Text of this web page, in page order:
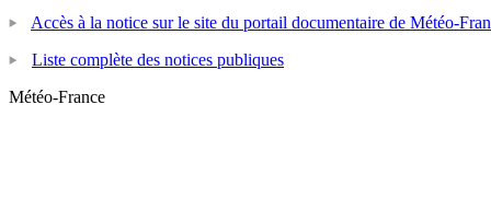
Accès à la notice sur le site du portail documentaire de Météo-
Liste complète des notices publiques
Météo-France